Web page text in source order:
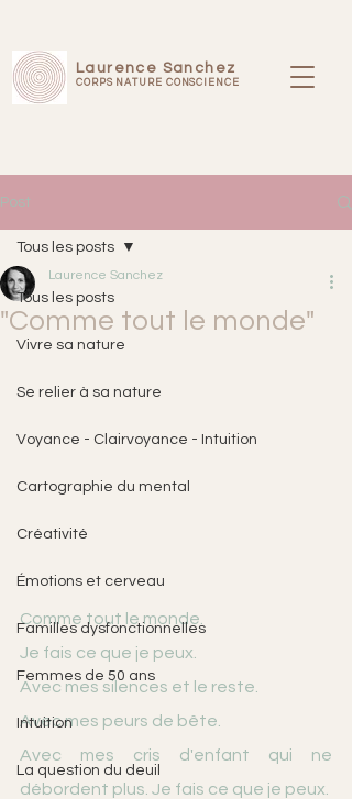
Laurence Sanchez
CORPS NATURE CONSCIENCE
Post
Tous les posts
Vivre sa nature
Se relier à sa nature
Voyance - Clairvoyance - Intuition
Cartographie du mental
Créativité
Émotions et cerveau
Familles dysfonctionnelles
Femmes de 50 ans
Intuition
La question du deuil
Tous les posts
"Comme tout le monde"
Laurence Sanchez
Comme tout le monde.
Je fais ce que je peux.
Avec mes silences et le reste.
Avec mes peurs de bête.
Avec mes cris d'enfant qui ne
débordent plus. Je fais ce que je peux.